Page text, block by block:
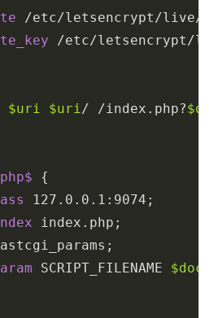
/etc/letsencrypt/live/
/etc/letsencrypt/
$uri $uri/ /index.php?
{
127.0.0.1:9074 ;
index.php;
SCRIPT_FILENAME